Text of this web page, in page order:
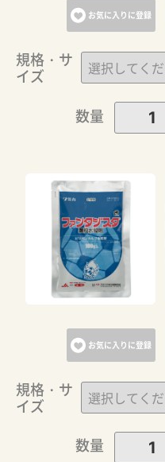
お気に入りに登録
規格・サ
イズ
数量
お気に入りに登録
規格・サ
イズ
数量